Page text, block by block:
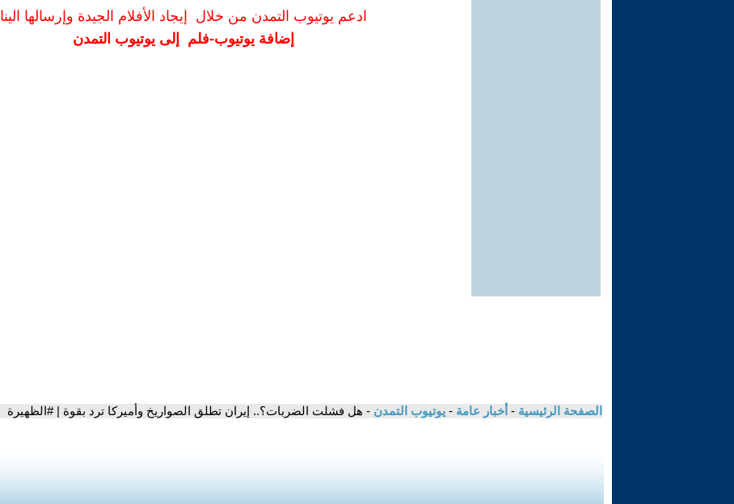
ادعم يوتيوب التمدن من خلال إيجاد الأفلام الجيدة وإرسالها الينا
إضافة يوتيوب-فلم إلى يوتيوب التمدن
الصفحة الرئيسية - أخبار عامة - يوتيوب التمدن - هل فشلت الضربات؟.. إيران تطلق الصواريخ وأميركا ترد بقوة | #الظهيرة